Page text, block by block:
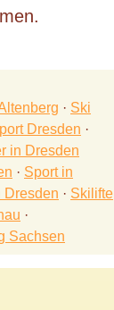
· Ski
Dresden ·
in Dresden
· Sport in
Dresden · Skilifte
·
Sachsen